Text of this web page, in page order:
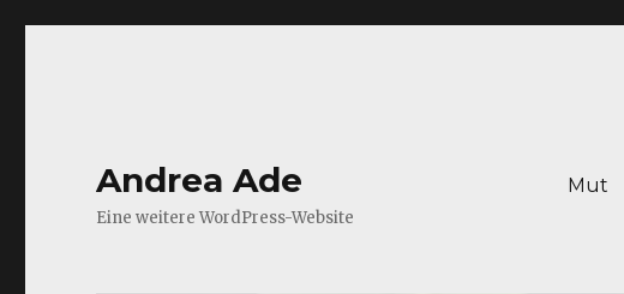
Andrea Ade
Eine weitere WordPress-Website
Mut